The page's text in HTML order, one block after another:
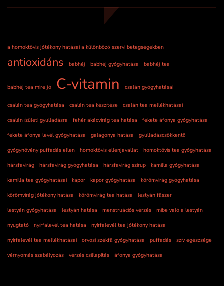
a homoktövis jótékony hatásai a különböző szervi betegségekben
antioxidáns babhéj babhéj gyógyhatása babhéj tea
babhéj tea mire jó C-vitamin csalán gyógyhatásai
csalán tea gyógyhatása csalán tea készítése
csalán tea mellékhatásai
csalán ízületi gyulladásra
fehér akácvirág tea hatása
fekete áfonya gyógyhatása
fekete áfonya levél gyógyhatása
galagonya hatása
gyulladáscsökkentő
gyógynövény puffadás ellen
homoktövis ellenjavallat
homoktövis tea gyógyhatása
hársfavirág
hársfavirág gyógyhatása hársfavirág szirup
kamilla gyógyhatása
kamilla tea gyógyhatásai
kapor kapor gyógyhatása
körömvirág gyógyhatása
körömvirág jótékony hatása
körömvirág tea hatása
lestyán fűszer
lestyán gyógyhatása
lestyán hatása menstruációs vérzés
mibe való a lestyán
nyugtató
nyírfalevél tea hatása
nyírfalevél tea jótékony hatása
nyírfalevél tea mellékhatásai
orvosi székfű gyógyhatása puffadás
szív egészsége
vérnyomás szabályozás
vérzés csillapítás áfonya gyógyhatása